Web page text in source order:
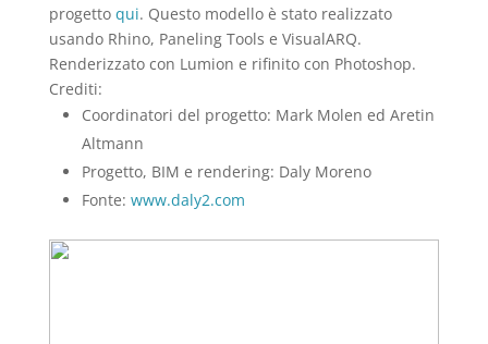
progetto qui. Questo modello è stato realizzato
usando Rhino, Paneling Tools e VisualARQ.
Renderizzato con Lumion e rifinito con Photoshop.
Crediti:
Coordinatori del progetto: Mark Molen ed Aretin
Altmann
Progetto, BIM e rendering: Daly Moreno
Fonte: www.daly2.com